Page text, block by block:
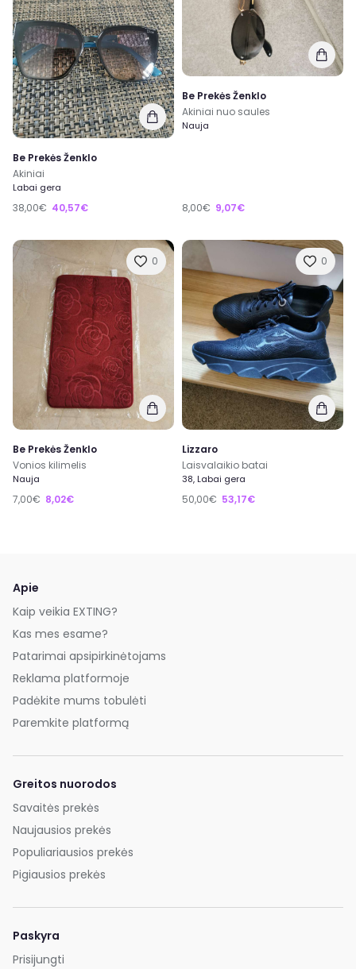
Be Prekės Ženklo
Akiniai
Labai gera
38,00€ 40,57€
Be Prekės Ženklo
Akiniai nuo saules
Nauja
8,00€ 9,07€
0
Be Prekės Ženklo
Vonios kilimelis
Nauja
7,00€ 8,02€
0
Lizzaro
Laisvalaikio batai
38, Labai gera
50,00€ 53,17€
Apie
Kaip veikia EXTING?
Kas mes esame?
Patarimai apsipirkinėtojams
Reklama platformoje
Padėkite mums tobulėti
Paremkite platformą
Greitos nuorodos
Savaitės prekės
Naujausios prekės
Populiariausios prekės
Pigiausios prekės
Paskyra
Prisijungti